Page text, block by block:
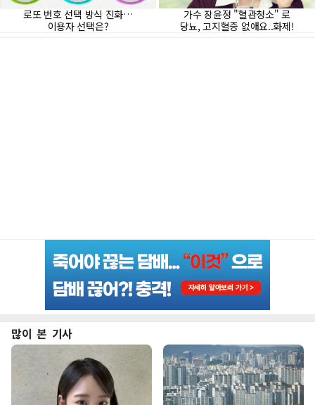
많이 본 기사